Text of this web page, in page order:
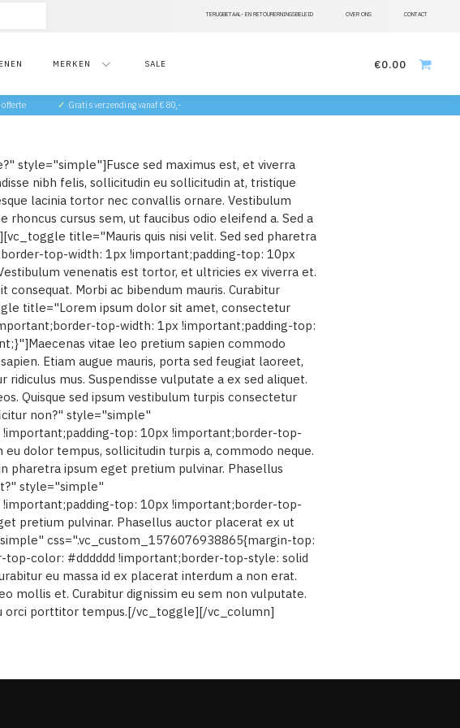
TERUGBETAAL- EN RETOURERNINGSBELEID OVER ONS CONTACT
MERKEN SALE €0.00
✓ Gratis verzending vanaf €80,-
style="simple"]Fusce sed maximus est, et viverra
nibh felis, sollicitudin eu sollicitudin at, tristique
lacinia tortor nec convallis ornare. Vestibulum
cursus sem, ut faucibus odio eleifend a. Sed a
title="Mauris quis nisi velit. Sed sed pharetra
top-width: 1px !important;padding-top: 10px
venenatis est tortor, et ultricies ex viverra et.
consequat. Morbi ac bibendum mauris. Curabitur
title="Lorem ipsum dolor sit amet, consectetur
top-width: 1px !important;padding-top:
vitae leo pretium sapien commodo
Etiam augue mauris, porta sed feugiat laoreet,
mus. Suspendisse vulputate a ex sed aliquet.
Quisque sed ipsum vestibulum turpis consectetur
non?" style="simple"
top: 10px !important;border-top-
dolor tempus, sollicitudin turpis a, commodo neque.
pharetra ipsum eget pretium pulvinar. Phasellus
style="simple"
top: 10px !important;border-top-
pretium pulvinar. Phasellus auctor placerat ex ut
css=".vc_custom_1576076938865{margin-top:
color: #dddddd !important;border-top-style: solid
eu massa id ex placerat interdum a non erat.
mollis et. Curabitur dignissim eu sem non vulputate.
orci porttitor tempus.[/vc_toggle][/vc_column]